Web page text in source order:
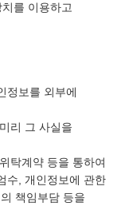
를 이용하고
정보를 외부에
리 그 사실을
탁계약 등을 통하여
수, 개인정보에 관한
책임부담 등을